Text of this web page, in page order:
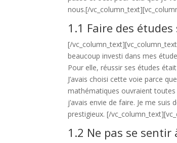
nous.[/
1.1 Faire des
[/
beaucoup investi dans mes
Pour elle, réussir ses études
J’avais choisi cette voie parce
mathématiques ouvraient toutes
j’avais envie de faire. Je me
prestigieux.[/
1.2 Ne pas se sentir